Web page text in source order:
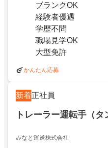
ブランクOK
経験者優遇
学歴不問
職場見学OK
大型免許
かんたん応募
新着正社員
トレーラー運転手（
みなと運送株式会社